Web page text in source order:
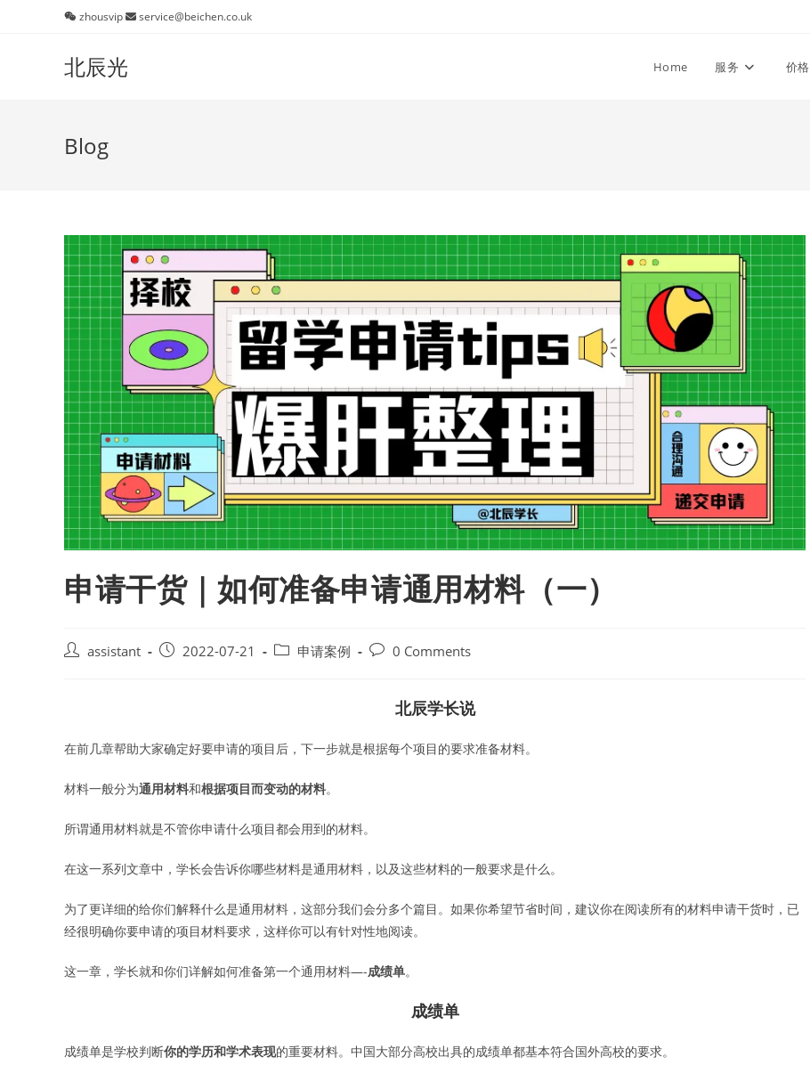
zhousvip service@beichen.co.uk
北辰光 Home 服务 价格
Blog
申请干货｜如何准备申请通用材料（一）
Postassistant
Post 2022-07-21
Post 申请案例
Post0 Comments
北辰学长说
在前几章帮助大家确定好要申请的项目后，下一步就是根据每个项目的要求准备材料。
材料一般分为通用材料和根据项目而变动的材料。
所谓通用材料就是不管你申请什么项目都会用到的材料。
在这一系列文章中，学长会告诉你哪些材料是通用材料，以及这些材料的一般要求是什么。
为了更详细的给你们解释什么是通用材料，这部分我们会分多个篇目。如果你希望节省时间，建议你在阅读所有的材料申请干货时，已
经很明确你要申请的项目材料要求，这样你可以有针对性地阅读。
这一章，学长就和你们详解如何准备第一个通用材料—-成绩单。
成绩单
成绩单是学校判断你的学历和学术表现的重要材料。中国大部分高校出具的成绩单都基本符合国外高校的要求。